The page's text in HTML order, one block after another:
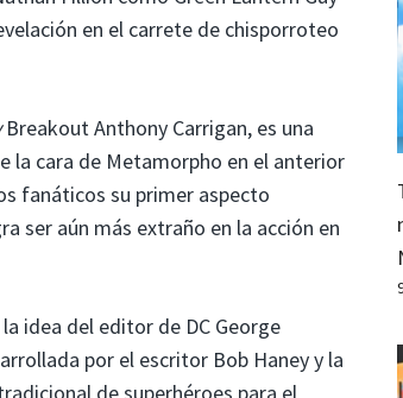
en el carrete de chisporroteo
Breakout Anthony Carrigan, es una
la cara de Metamorpho en el anterior
fanáticos su primer aspecto
ser aún más extraño en la acción en
idea del editor de DC George
por el escritor Bob Haney y la
de superhéroes para el